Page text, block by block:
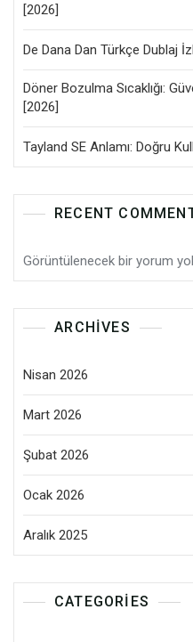
[2026]
De Dana Dan Türkçe Dublaj
Döner Bozulma Sıcaklığı:
[2026]
Tayland SE Anlamı: Doğru
RECENT
Görüntülenecek bir yorum
ARCHIVES
Nisan 2026
Mart 2026
Şubat 2026
Ocak 2026
Aralık 2025
CATEGORIES